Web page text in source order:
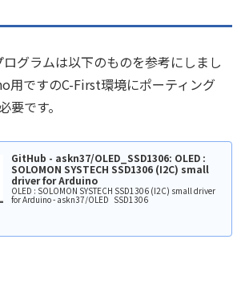
グラムは以下のものを参考にしまし
用ですのC-First環境にポーティング
要です。
GitHub - askn37/OLED_SSD1306: OLED :
SOLOMON SYSTECH SSD1306 (I2C) small
driver for Arduino
OLED : SOLOMON SYSTECH SSD1306 (I2C) small driver
for Arduino - askn37/OLED_SSD1306